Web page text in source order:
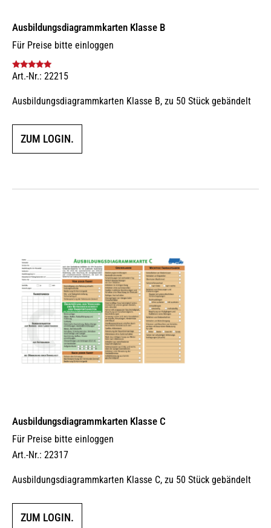
Ausbildungs­dia­gramm­karten Klasse B
Für Preise bitte einloggen
Bewertet mit
Art.-Nr.: 22215
Ausbildungsdiagrammkarten Klasse B, zu 50 Stück gebändelt
ZUM LOGIN.
Ausbildungs­dia­gramm­karten Klasse C
Für Preise bitte einloggen
Art.-Nr.: 22317
Ausbildungsdiagrammkarten Klasse C, zu 50 Stück gebändelt
ZUM LOGIN.